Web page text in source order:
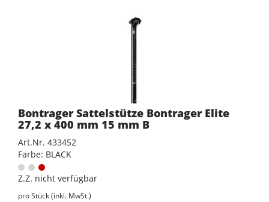
Bontrager Sattelstütze Bontrager Elite
27,2 x 400 mm 15 mm B
Art.Nr. 433452
Farbe: BLACK
Z.Z. nicht verfügbar
pro Stück (inkl. MwSt.)